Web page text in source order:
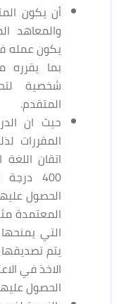
أن يكون
والمعاهد
يكون عمله
بما يقرره
شخصية
المتقدم.
حيث ان
المقررات
اتقان
400
الحصول
المعتمدة
التي
يتم
الاخذ في
الحصول